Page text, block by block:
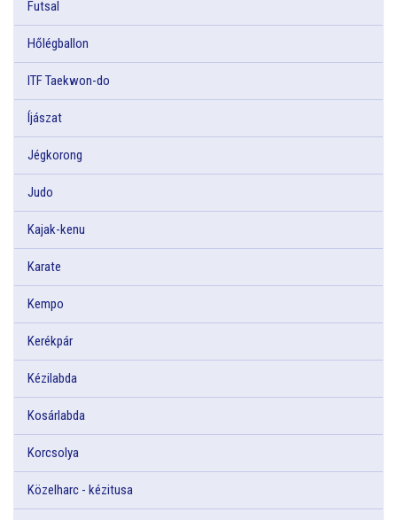
Futsal
Hőlégballon
ITF Taekwon-do
Íjászat
Jégkorong
Judo
Kajak-kenu
Karate
Kempo
Kerékpár
Kézilabda
Kosárlabda
Korcsolya
Közelharc - kézitusa